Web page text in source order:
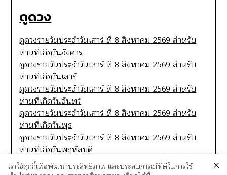
ดูดวง
ดูดวงรายวันประจำวันเสาร์ ที่ 8 สิงหาคม 2569 สำหรับ
ท่านที่เกิดวันอังคาร
ดูดวงรายวันประจำวันเสาร์ ที่ 8 สิงหาคม 2569 สำหรับ
ท่านที่เกิดวันเสาร์
ดูดวงรายวันประจำวันเสาร์ ที่ 8 สิงหาคม 2569 สำหรับ
ท่านที่เกิดวันจันทร์
ดูดวงรายวันประจำวันเสาร์ ที่ 8 สิงหาคม 2569 สำหรับ
ท่านที่เกิดวันพุธ
ดูดวงรายวันประจำวันเสาร์ ที่ 8 สิงหาคม 2569 สำหรับ
ท่านที่เกิดวันพฤหัสบดี
เราใช้คุกกี้เพื่อพัฒนาประสิทธิภาพ และประสบการณ์ที่ดีในการใช้